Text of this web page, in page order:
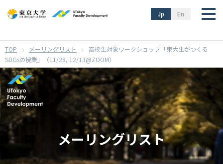
En
Jp
メーリングリスト
高校生対象ワークショップ「東大生がつくる
SDGsの授業」（11/28, 12/13@ZOOM）
メーリングリスト